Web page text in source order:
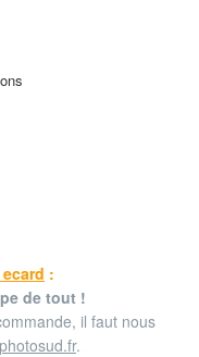
:
de tout !
il faut nous
.